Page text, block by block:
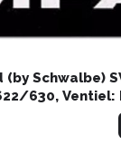
(by Schwalbe)
630, Ventiel: